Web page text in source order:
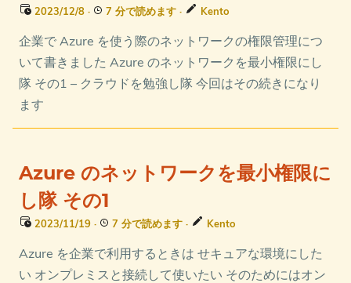
2023/12/8 · 7 分で読めます · Kento
企業で Azure を使う際のネットワークの権限管理につ
いて書きました Azure のネットワークを最小権限にし
隊 その1 – クラウドを勉強し隊 今回はその続きになり
ます
Azure のネットワークを最小権限に
し隊 その1
2023/11/19 · 7 分で読めます · Kento
Azure を企業で利用するときは せキュアな環境にした
い オンプレミスと接続して使いたい そのためにはオン